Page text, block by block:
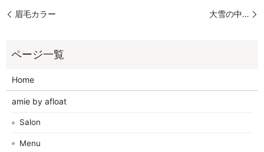
眉毛カラー 大雪の中…
Home
amie by afloat
Salon
Menu